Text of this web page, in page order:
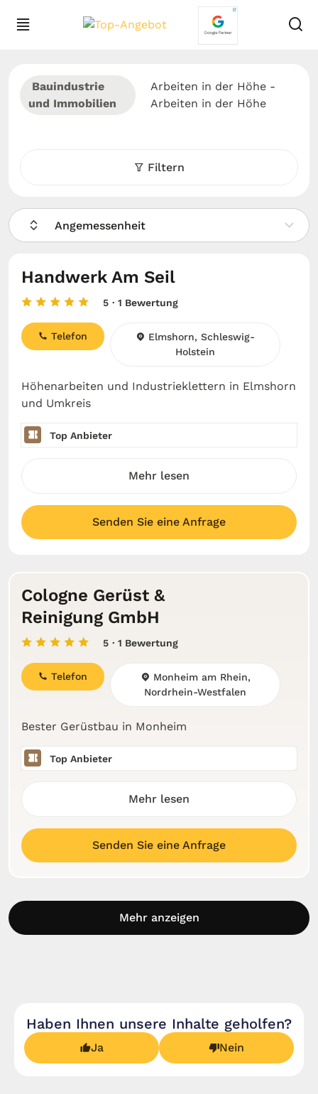
Bauindustrie
und Immobilien
Arbeiten in der Höhe -
Arbeiten in der Höhe
Filtern
Angemessenheit
Handwerk Am Seil
5 · 1 Bewertung
Höhenarbeiten und Industrieklettern in Elmshorn
und Umkreis
Telefon
Elmshorn, Schleswig-
Holstein
Top Anbieter
Mehr lesen
Senden Sie eine Anfrage
Cologne Gerüst &
Reinigung GmbH
5 · 1 Bewertung
Bester Gerüstbau in Monheim
Telefon
Monheim am Rhein,
Nordrhein-Westfalen
Top Anbieter
Mehr lesen
Senden Sie eine Anfrage
Mehr anzeigen
Haben Ihnen unsere Inhalte geholfen?
Ja Nein